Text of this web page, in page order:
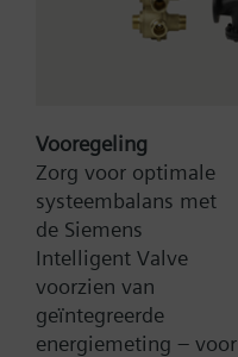
Type:
Artikel-Nr.:
Vooregeling
Zorg voor optimale
systeembalans met
de Siemens
Intelligent Valve
voorzien van
geïntegreerde
energiemeting – voor